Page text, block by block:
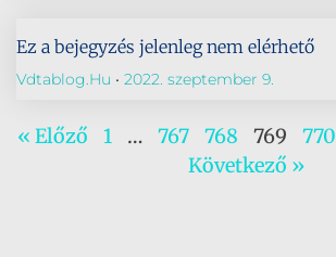
Ez a bejegyzés jelenleg nem elérhető
Vdtablog.hu 2022. szeptember 9.
« Előző 1 … 767 768 769 770
Következő »